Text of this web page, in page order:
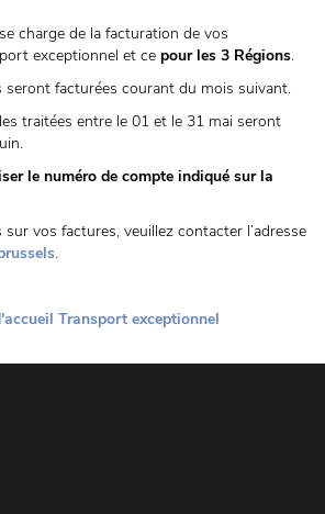
charge de la facturation de vos
exceptionnel et ce pour les 3 Régions.
seront facturées courant du mois suivant.
traitées entre le 01 et le 31 mai seront
le numéro de compte indiqué sur la
vos factures, veuillez contacter l’adresse
.
Transport exceptionnel